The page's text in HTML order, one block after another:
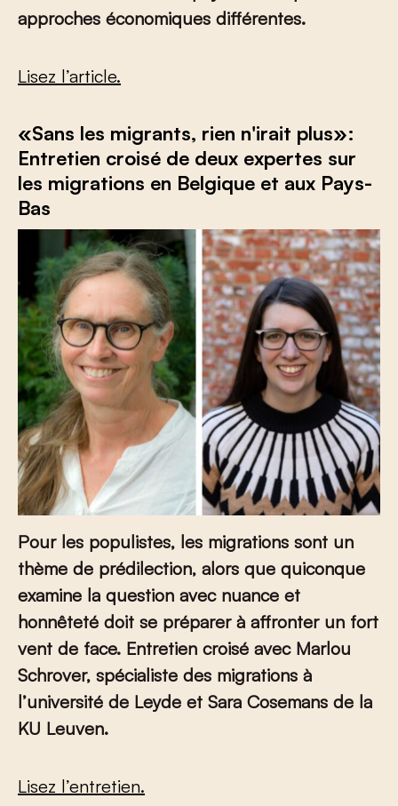
approches économiques différentes.
Lisez l’article.
«Sans les migrants, rien n'irait plus»:
Entretien croisé de deux expertes sur
les migrations en Belgique et aux Pays-
Bas
Pour les populistes, les migrations sont un
thème de prédilection, alors que quiconque
examine la question avec nuance et
honnêteté doit se préparer à affronter un fort
vent de face. Entretien croisé avec Marlou
Schrover, spécialiste des migrations à
l’université de Leyde et Sara Cosemans de la
KU Leuven.
Lisez l’entretien.